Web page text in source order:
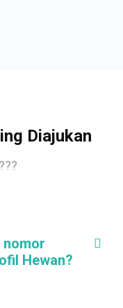
Diajukan
nomor
Hewan?